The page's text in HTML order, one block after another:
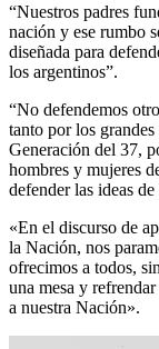
“Nuestros padres
nación y ese rumbo
diseñada para
los argentinos”.
“No defendemos
tanto por los
Generación del 37,
hombres y mujeres
defender las ideas
«En el discurso de
la Nación, nos
ofrecimos a todos,
una mesa y
a nuestra Nación».